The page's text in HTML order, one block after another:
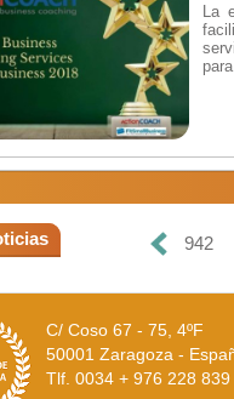
La
942
C/ Coso 67 - 75, 4ºF
50001 Zaragoza -
Tlf. 0034 + 976 228 839